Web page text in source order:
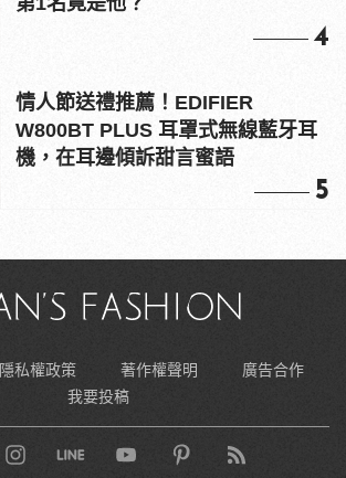
4
情人節送禮推薦！EDIFIER
W800BT PLUS 耳罩式無線藍牙耳
機，在耳邊傾訴甜言蜜語
5
隱私權政策 著作權聲明
廣告合作
我要投稿